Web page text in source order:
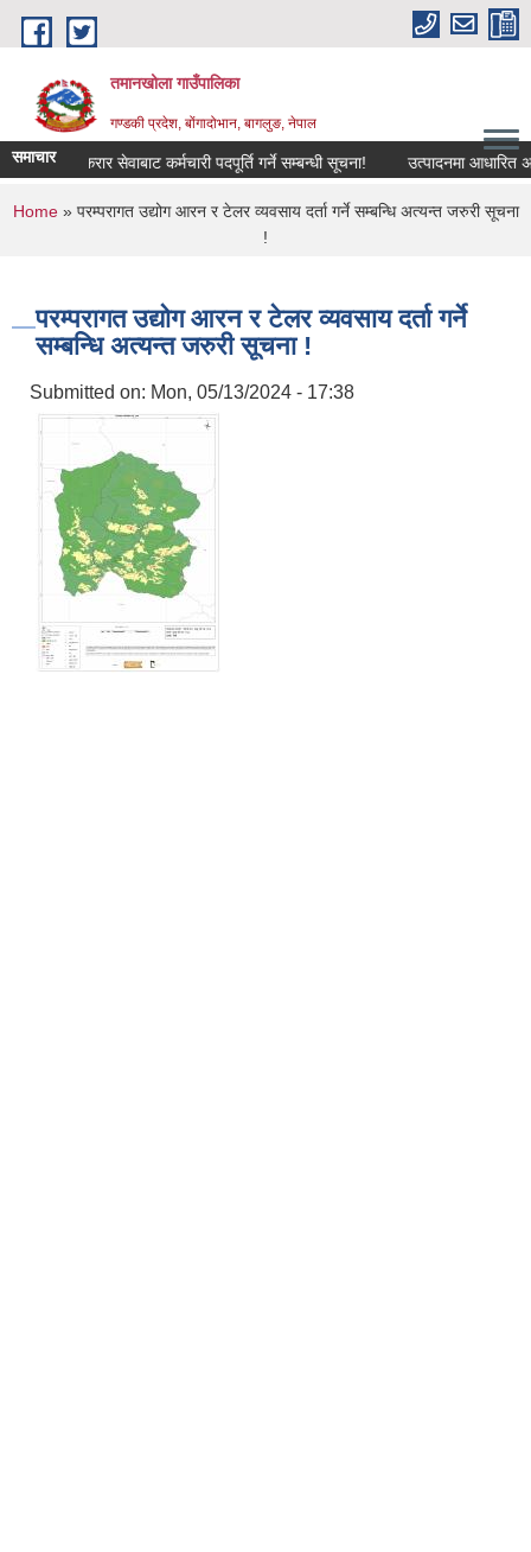
Skip to main content
तमानखोला गाउँपालिका
गण्डकी प्रदेश, बोंगादोभान, बागलुङ, नेपाल
समाचारकरार सेवाबाट कर्मचारी पदपूर्ति गर्ने सम्बन्धी सूचना! उत्पादनमा आधारित
You are here
Home» परम्परागत उद्योग आरन र टेलर व्यवसाय दर्ता गर्ने सम्बन्धि अत्यन्त जरुरी सूचना
!
परम्परागत उद्योग आरन र टेलर व्यवसाय दर्ता गर्ने
सम्बन्धि अत्यन्त जरुरी सूचना !
Submitted on: Mon, 05/13/2024 - 17:38